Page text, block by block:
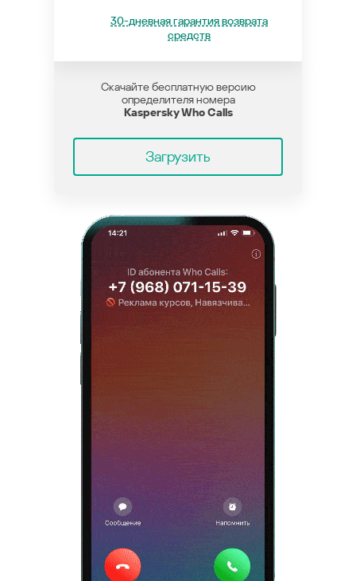
30-дневная гарантия возврата
средств
Скачайте бесплатную версию
определителя номера
Kaspersky Who Calls
Загрузить